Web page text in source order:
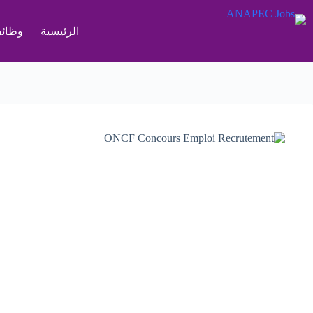
إلى
الرئيسية